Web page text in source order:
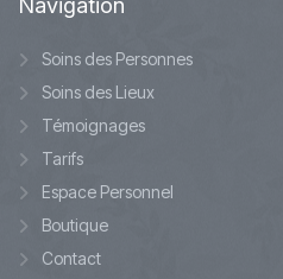
Navigation
Soins des Personnes
Soins des Lieux
Témoignages
Tarifs
Espace Personnel
Boutique
Contact